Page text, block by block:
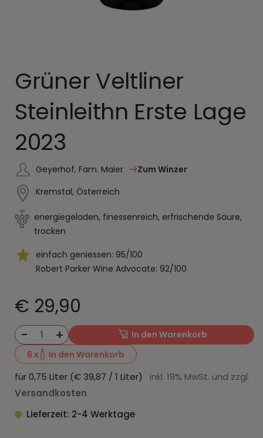
Grüner Veltliner
Steinleithn Erste Lage
2023
Geyerhof, Fam. Maier
Zum Winzer
Kremstal, Österreich
energiegeladen, finessenreich, erfrischende Säure,
trocken
einfach geniessen: 95/100
Robert Parker Wine Advocate: 92/100
€ 29,90
- 1 +
In den Warenkorb
6 x In den Warenkorb
für 0,75 Liter (€ 39,87 / 1 Liter) inkl. 19% MwSt. und zzgl.
Versandkosten
Lieferzeit: 2-4 Werktage